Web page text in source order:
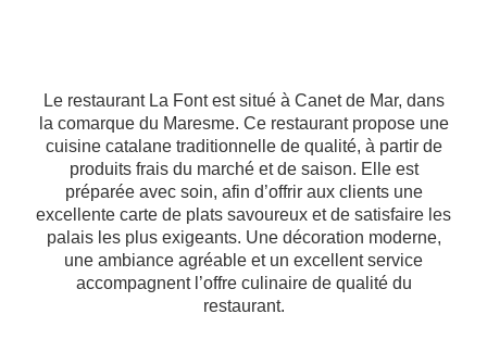
Le restaurant La Font est situé à Canet de Mar, dans
la comarque du Maresme. Ce restaurant propose une
cuisine catalane traditionnelle de qualité, à partir de
produits frais du marché et de saison. Elle est
préparée avec soin, afin d’offrir aux clients une
excellente carte de plats savoureux et de satisfaire les
palais les plus exigeants. Une décoration moderne,
une ambiance agréable et un excellent service
accompagnent l’offre culinaire de qualité du
restaurant.